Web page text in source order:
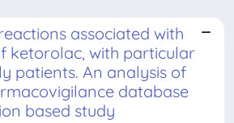
associated with
ketorolac, with particular
patients. An analysis of
database
based study